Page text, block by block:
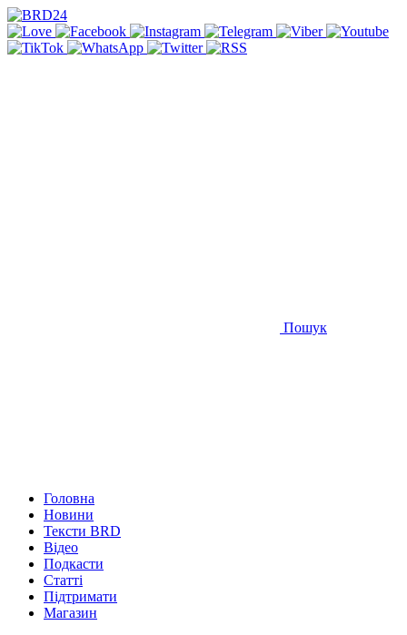
Пошук
Головна
Новини
Тексти BRD
Відео
Подкасти
Статті
Підтримати
Магазин